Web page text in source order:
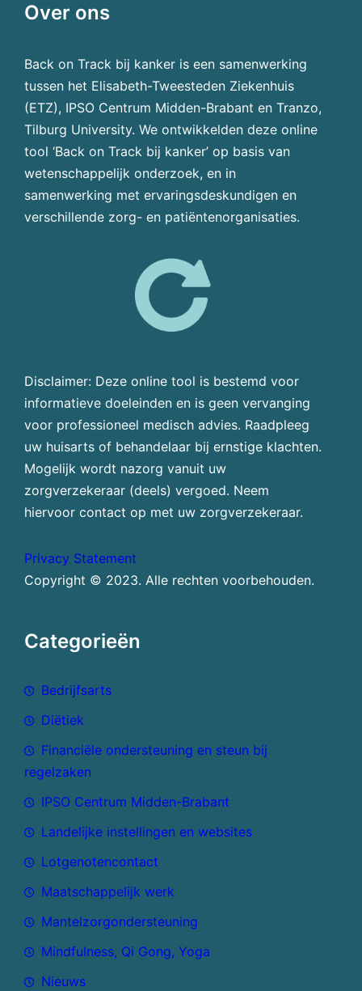
Over ons
Back on Track bij kanker is een samenwerking
tussen het Elisabeth-Tweesteden Ziekenhuis
(ETZ), IPSO Centrum Midden-Brabant en Tranzo,
Tilburg University. We ontwikkelden deze online
tool ‘Back on Track bij kanker’ op basis van
wetenschappelijk onderzoek, en in
samenwerking met ervaringsdeskundigen en
verschillende zorg- en patiëntenorganisaties.
Disclaimer: Deze online tool is bestemd voor
informatieve doeleinden en is geen vervanging
voor professioneel medisch advies. Raadpleeg
uw huisarts of behandelaar bij ernstige klachten.
Mogelijk wordt nazorg vanuit uw
zorgverzekeraar (deels) vergoed. Neem
hiervoor contact op met uw zorgverzekeraar.
Privacy Statement
Copyright © 2023. Alle rechten voorbehouden.
Categorieën
Bedrijfsarts
Diëtiek
Financiële ondersteuning en steun bij
regelzaken
IPSO Centrum Midden-Brabant
Landelijke instellingen en websites
Lotgenotencontact
Maatschappelijk werk
Mantelzorgondersteuning
Mindfulness, Qi Gong, Yoga
Nieuws